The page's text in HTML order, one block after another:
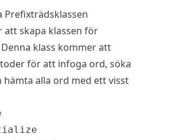
Prefixträdsklassen
att skapa klassen för
klass kommer att
för att infoga ord, söka
hämta alla ord med ett visst